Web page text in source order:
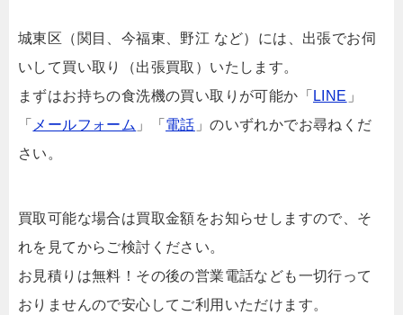
城東区（関目、今福東、野江 など）には、出張でお伺
いして買い取り（出張買取）いたします。
まずはお持ちの食洗機の買い取りが可能か「 LINE 」
「 メールフォーム 」「 電話 」のいずれかでお尋ねくだ
さい。
買取可能な場合は買取金額をお知らせしますので、そ
れを見てからご検討ください。
お見積りは無料！その後の営業電話なども一切行って
おりませんので安心してご利用いただけます。